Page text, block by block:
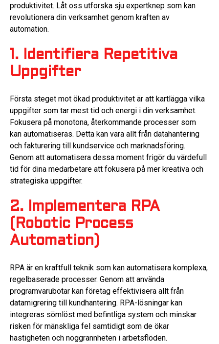
produktivitet. Låt oss utforska sju expertknep som kan
revolutionera din verksamhet genom kraften av
automation.
1. Identifiera Repetitiva
Uppgifter
Första steget mot ökad produktivitet är att kartlägga vilka
uppgifter som tar mest tid och energi i din verksamhet.
Fokusera på monotona, återkommande processer som
kan automatiseras. Detta kan vara allt från datahantering
och fakturering till kundservice och marknadsföring.
Genom att automatisera dessa moment frigör du värdefull
tid för dina medarbetare att fokusera på mer kreativa och
strategiska uppgifter.
2. Implementera RPA
(Robotic Process
Automation)
RPA är en kraftfull teknik som kan automatisera komplexa,
regelbaserade processer. Genom att använda
programvarubotar kan företag effektivisera allt från
datamigrering till kundhantering. RPA-lösningar kan
integreras sömlöst med befintliga system och minskar
risken för mänskliga fel samtidigt som de ökar
hastigheten och noggrannheten i arbetsflöden.